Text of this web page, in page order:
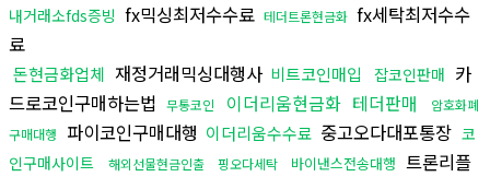
내거래소fds증빙 fx믹싱최저수수료 테더트론현금화 fx세탁최저수수
료
돈현금화업체 재정거래믹싱대행사 비트코인매입 잡코인판매 카
드로코인구매하는법 무통코인 이더리움현금화 테더판매
암호화폐
구매대행
파이코인구매대행 이더리움수수료 중고오다대포통장 코
인구매사이트
해외선물현금인출 핑오다세탁 바이낸스전송대행 트론리플